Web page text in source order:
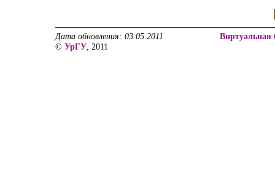
Дата обновления: 03.05.2011
© УрГУ , 2011
Виртуальная